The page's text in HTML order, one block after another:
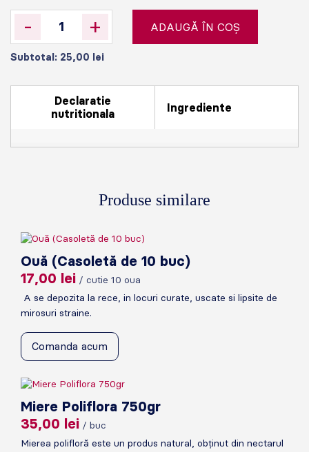
- + ADAUGĂ ÎN COȘ
Subtotal: 25,00 lei
Declaratie
nutritionala
Ingrediente
Produse similare
Ouă (Casoletă de 10 buc)
17,00 lei / cutie 10 oua
A se depozita la rece, in locuri curate, uscate si lipsite de
mirosuri straine.
Comanda acum
Miere Poliflora 750gr
35,00 lei / buc
Mierea polifloră este un produs natural, obținut din nectarul